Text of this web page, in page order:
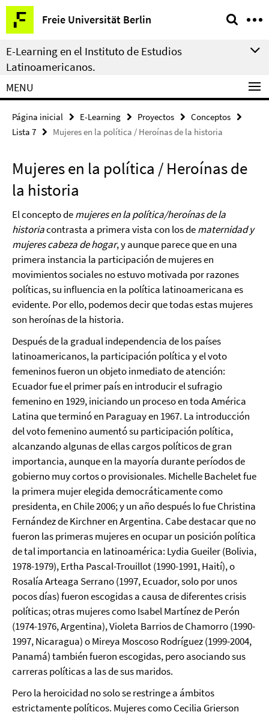
Springe
direkt
zu
Inhalt
Freie Universität Berlin
Herramientas
de
navegación
E-Learning en el Instituto de Estudios
Latinoamericanos.
MENU
Página inicial E-Learning Proyectos
Conceptos
Lista 7
Mujeres en la política / Heroínas de la historia
Mujeres en la política / Heroínas de
la historia
El concepto demujeres en la política/heroínas de la
historiacontrasta a primera vista con los dematernidad y
mujeres cabeza de hogar, y aunque parece que en una
primera instancia la participación de mujeres en
movimientos sociales no estuvo motivada por razones
políticas, su influencia en la política latinoamericana es
evidente. Por ello, podemos decir que todas estas mujeres
son heroínas de la historia.
Después de la gradual independencia de los países
latinoamericanos, la participación política y el voto
femeninos fueron un objeto inmediato de atención:
Ecuador fue el primer país en introducir el sufragio
femenino en 1929, iniciando un proceso en toda América
Latina que terminó en Paraguay en 1967. La introducción
del voto femenino aumentó su participación política,
alcanzando algunas de ellas cargos políticos de gran
importancia, aunque en la mayoría durante períodos de
gobierno muy cortos o provisionales. Michelle Bachelet fue
la primera mujer elegida democráticamente como
presidenta, en Chile 2006; y un año después lo fue Christina
Fernández de Kirchner en Argentina. Cabe destacar que no
fueron las primeras mujeres en ocupar un posición política
de tal importancia en latinoamérica: Lydia Gueiler (Bolivia,
1978-1979), Ertha Pascal-Trouillot (1990-1991, Haití), o
Rosalía Arteaga Serrano (1997, Ecuador, solo por unos
pocos días) fueron escogidas a causa de diferentes crisis
políticas; otras mujeres como Isabel Martínez de Perón
(1974-1976, Argentina), Violeta Barrios de Chamorro (1990-
1997, Nicaragua) o Mireya Moscoso Rodríguez (1999-2004,
Panamá) también fueron escogidas, pero asociando sus
carreras políticas a las de sus maridos.
Pero la heroicidad no solo se restringe a ámbitos
estrictamente políticos. Mujeres como Cecilia Grierson